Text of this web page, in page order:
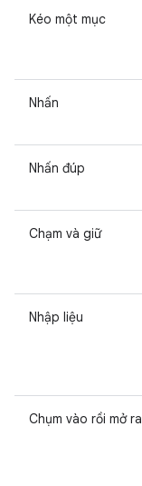
Kéo một mục
Nhấn
Nhấn đúp
Chạm và giữ
Nhập liệu
Chụm vào rồi mở ra